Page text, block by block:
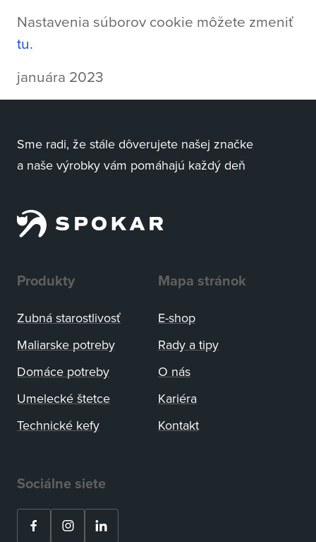
Nastavenia súborov cookie môžete zmeniť
tu.
januára 2023
Sme radi, že stále dôverujete našej značke
a naše výrobky vám pomáhajú každý deň
Produkty
Zubná starostlivosť
Maliarske potreby
Domáce potreby
Umelecké štetce
Technické kefy
Mapa stránok
E-shop
Rady a tipy
O nás
Kariéra
Kontakt
Sociálne siete